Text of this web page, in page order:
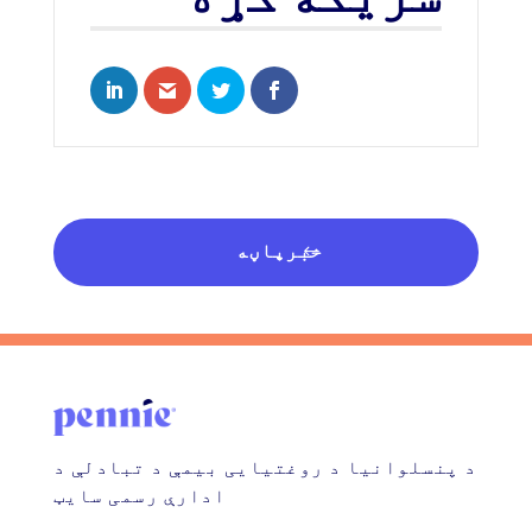
Share on Facebook
Share on Twitter
via Email
خبرپاڼه
د پنسلوانیا د روغتیایی بیمې د تبادلې د
ادارې رسمی سایټ